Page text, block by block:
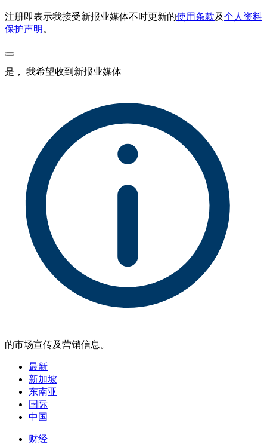
注册即表示我接受新报业媒体不时更新的使用条款及个人资料
保护声明 。
是， 我希望收到新报业媒体
的市场宣传及营销信息。
最新
新加坡
东南亚
国际
中国
财经